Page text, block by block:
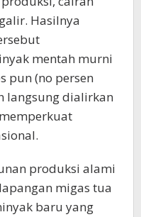
Hasilnya
mentah murni
pun (no persen
langsung dialirkan
produksi alami
migas tua
baru yang